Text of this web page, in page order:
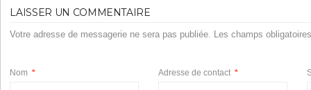
LAISSER UN COMMENTAIRE
Votre adresse de messagerie ne sera pas publiée. Les champs
Nom * Adresse de contact *